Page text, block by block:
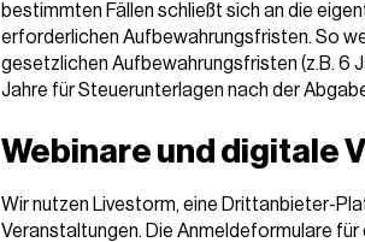
bestimmten Fällen schließt sich an die
erforderlichen Aufbewahrungsfristen. So
gesetzlichen Aufbewahrungsfristen (z.B. 6
Jahre für Steuerunterlagen nach der
Webinare und digitale
Wir nutzen Livestorm, eine Drittanbieter-
Veranstaltungen. Die Anmeldeformulare